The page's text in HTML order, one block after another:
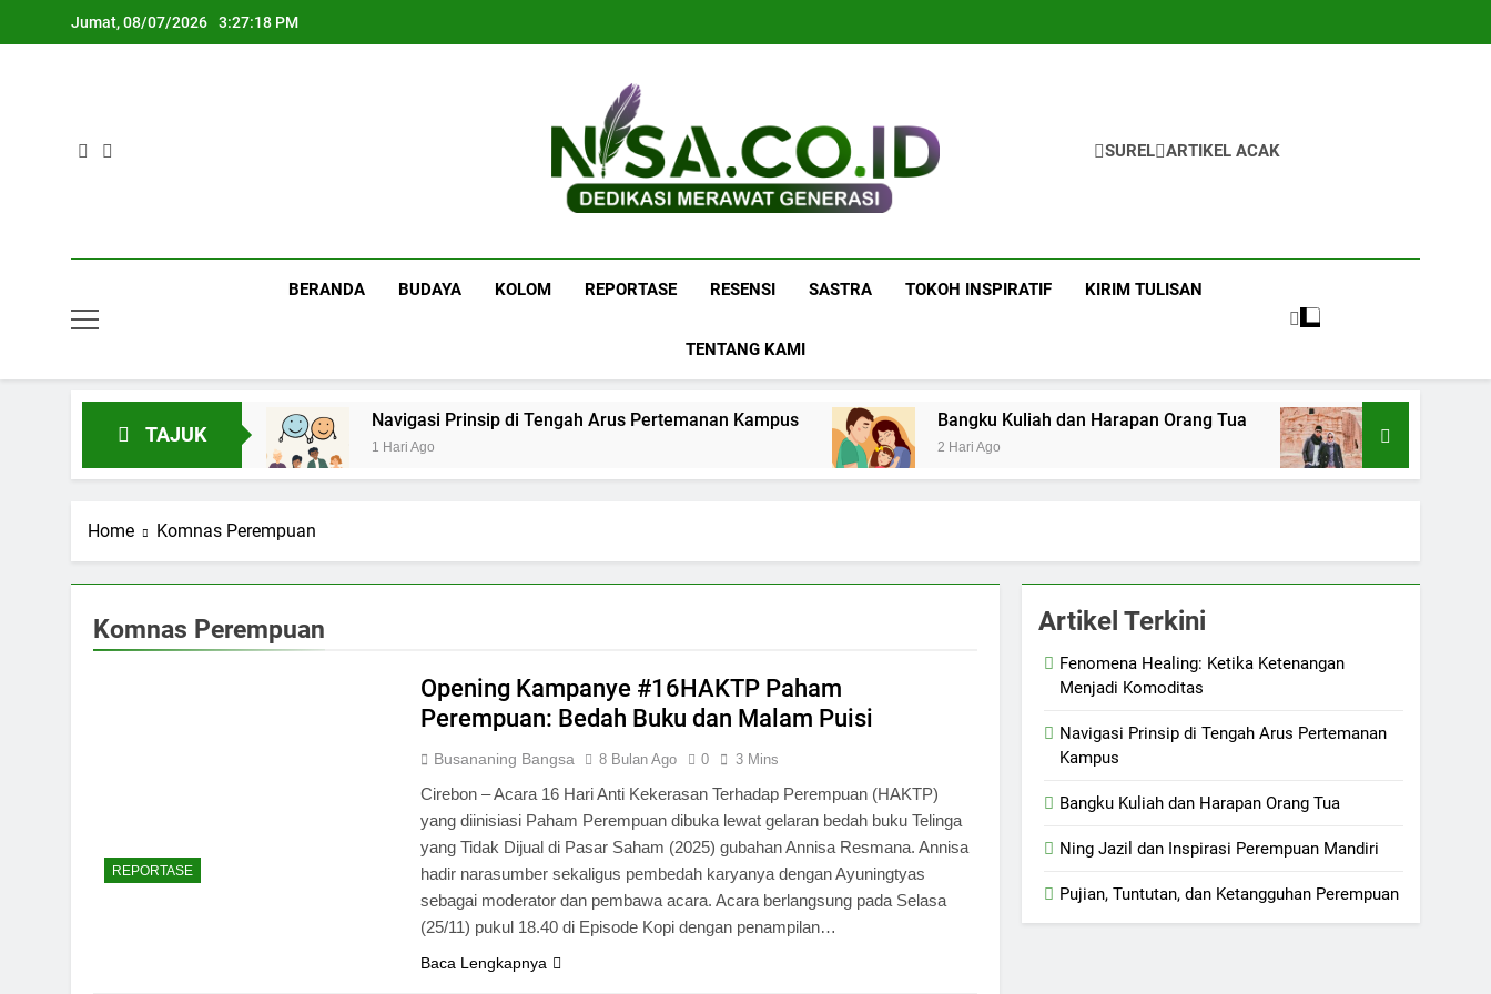
Jumat, 08/07/2026 3:27:18 PM
Nisa.co.id
SUREL ARTIKEL ACAK
BERANDA BUDAYA KOLOM REPORTASE RESENSI SASTRA TOKOH INSPIRATIF KIRIM TULISAN
TENTANG KAMI
TAJUK
Navigasi Prinsip di Tengah Arus Pertemanan Kampus
1 Hari Ago
Bangku Kuliah dan Harapan Orang Tua
2 Hari Ago
Ning Jazil dan
3 Hari Ago
Home Komnas Perempuan
Komnas Perempuan
REPORTASE
Opening Kampanye #16HAKTP Paham
Perempuan: Bedah Buku dan Malam Puisi
Busananing Bangsa 8 Bulan Ago 0 3 Mins
Cirebon – Acara 16 Hari Anti Kekerasan Terhadap Perempuan (HAKTP)
yang diinisiasi Paham Perempuan dibuka lewat gelaran bedah buku Telinga
yang Tidak Dijual di Pasar Saham (2025) gubahan Annisa Resmana. Annisa
hadir narasumber sekaligus pembedah karyanya dengan Ayuningtyas
sebagai moderator dan pembawa acara. Acara berlangsung pada Selasa
(25/11) pukul 18.40 di Episode Kopi dengan penampilan…
Baca Lengkapnya
Artikel Terkini
Fenomena Healing: Ketika Ketenangan
Menjadi Komoditas
Navigasi Prinsip di Tengah Arus Pertemanan
Kampus
Bangku Kuliah dan Harapan Orang Tua
Ning Jazil dan Inspirasi Perempuan Mandiri
Pujian, Tuntutan, dan Ketangguhan Perempuan